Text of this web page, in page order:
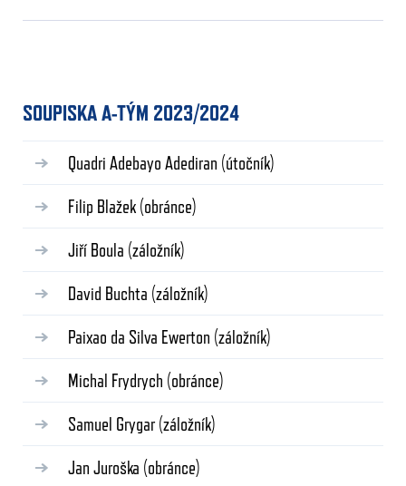
SOUPISKA A-TÝM 2023/2024
Quadri Adebayo Adediran (útočník)
Filip Blažek (obránce)
Jiří Boula (záložník)
David Buchta (záložník)
Paixao da Silva Ewerton (záložník)
Michal Frydrych (obránce)
Samuel Grygar (záložník)
Jan Juroška (obránce)